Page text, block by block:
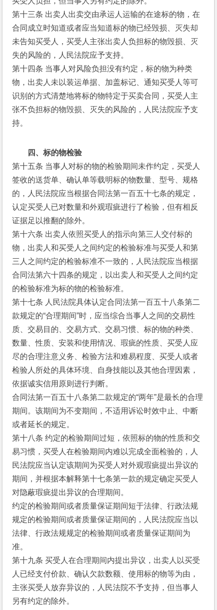
第十三条 出卖人出卖交由承运人运输的在途标的物，在
合同成立时知道或者应当知道标的物已经毁损、灭失却
未告知买受人，买受人主张出卖人负担标的物毁损、灭
失的风险的，人民法院应予支持。
第十四条 当事人对风险负担没有约定，标的物为种类
物，出卖人未以装运单据、加盖标记、通知买受人等可
识别的方式清楚地将标的物特定于买卖合同，买受人主
张不负担标的物毁损、灭失的风险的，人民法院应予支
持。
四、标的物检验
第十五条 当事人对标的物的检验期间未作约定，买受人
签收的送货单、确认单等载明标的物数量、型号、规格
的，人民法院应当根据合同法第一百五十七条的规定，
认定买受人已对数量和外观瑕疵进行了检验，但有相反
证据足以推翻的除外。
第十六条 出卖人依照买受人的指示向第三人交付标的
物，出卖人和买受人之间约定的检验标准与买受人和第
三人之间约定的检验标准不一致的，人民法院应当根据
合同法第六十四条的规定，以出卖人和买受人之间约定
的检验标准为标的物的检验标准。
第十七条 人民法院具体认定合同法第一百五十八条第二
款规定的“合理期间”时，应当综合当事人之间的交易性
质、交易目的、交易方式、交易习惯、标的物的种类、
数量、性质、安装和使用情况、瑕疵的性质、买受人应
尽的合理注意义务、检验方法和难易程度、买受人或者
检验人所处的具体环境、自身技能以及其他合理因素，
依据诚实信用原则进行判断。
合同法第一百五十八条第二款规定的“两年”是最长的合理
期间。该期间为不变期间，不适用诉讼时效中止、中断
或者延长的规定。
第十八条 约定的检验期间过短，依照标的物的性质和交
易习惯，买受人在检验期间内难以完成全面检验的，人
民法院应当认定该期间为买受人对外观瑕疵提出异议的
期间，并根据本解释第十七条第一款的规定确定买受人
对隐蔽瑕疵提出异议的合理期间。
约定的检验期间或者质量保证期间短于法律、行政法规
规定的检验期间或者质量保证期间的，人民法院应当以
法律、行政法规规定的检验期间或者质量保证期间为
准。
第十九条 买受人在合理期间内提出异议，出卖人以买受
人已经支付价款、确认欠款数额、使用标的物等为由，
主张买受人放弃异议的，人民法院不予支持，但当事人
另有约定的除外。